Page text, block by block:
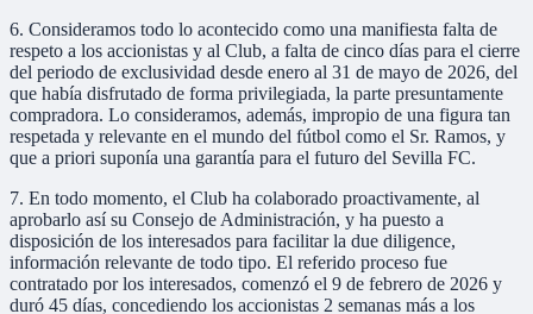
6. Consideramos todo lo acontecido como una manifiesta falta de
respeto a los accionistas y al Club, a falta de cinco días para el cierre
del periodo de exclusividad desde enero al 31 de mayo de 2026, del
que había disfrutado de forma privilegiada, la parte presuntamente
compradora. Lo consideramos, además, impropio de una figura tan
respetada y relevante en el mundo del fútbol como el Sr. Ramos, y
que a priori suponía una garantía para el futuro del Sevilla FC.
7. En todo momento, el Club ha colaborado proactivamente, al
aprobarlo así su Consejo de Administración, y ha puesto a
disposición de los interesados para facilitar la due diligence,
información relevante de todo tipo. El referido proceso fue
contratado por los interesados, comenzó el 9 de febrero de 2026 y
duró 45 días, concediendo los accionistas 2 semanas más a los